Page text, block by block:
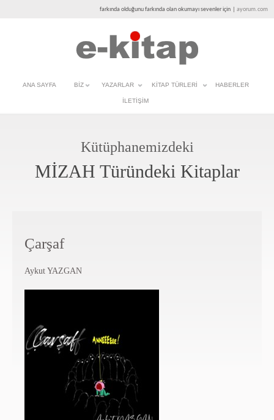
farkında olduğunu farkında olan okumayı sevenler için ayorum.com
ANA SAYFA BIZ YAZARLAR KITAP TÜRLERI HABERLER
İLETIŞIM
Kütüphanemizdeki
MİZAH Türündeki Kitaplar
Çarşaf
Aykut YAZGAN